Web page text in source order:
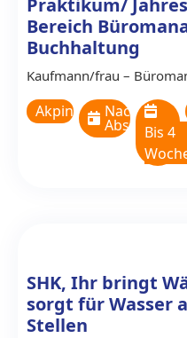
Bereich
Buchhaltung
Kaufmann/­frau –
Akpinar&Partner
Nach
Absprache
Bis 4
SHK, Ihr bringt
sorgt für Wasser
Stellen